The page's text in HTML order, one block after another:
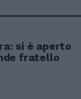
si è aperto
fratello